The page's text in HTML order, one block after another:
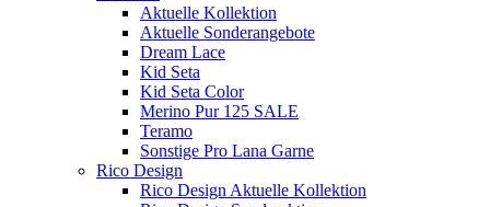
Aktuelle Kollektion
Aktuelle Sonderangebote
Dream Lace
Kid Seta
Kid Seta Color
Merino Pur 125 SALE
Teramo
Sonstige Pro Lana Garne
Rico Design
Rico Design Aktuelle Kollektion